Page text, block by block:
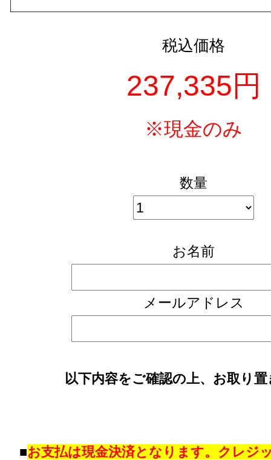
税込価格
237,335円
※現金のみ
数量
お名前
メールアドレス
以下内容をご確認の上、お取り
■お支払は現金決済となります。クレジ